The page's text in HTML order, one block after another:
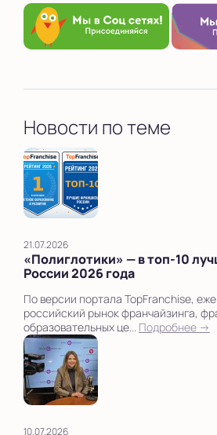
Новости по теме
21.07.2026
«Полиглотики» — в топ‑10
России 2026 года
По версии портала TopFranchise,
российский рынок франчайзинга,
образовательных це... Подробнее →
10.07.2026